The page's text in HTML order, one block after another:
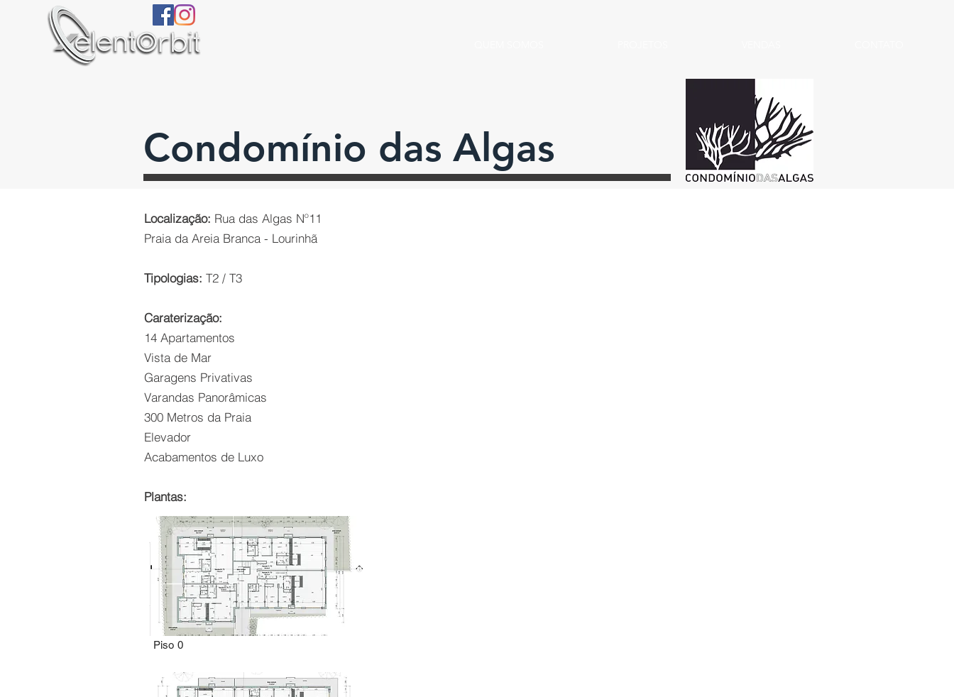
Condomínio das Algas
Localização: Rua das Algas Nº11
Praia da Areia Branca - Lourinhã
Tipologias: T2 / T3
Caraterização:
14 Apartamentos
Vista de Mar
Garagens Privativas
Varandas Panorâmicas
300 Metros da Praia
Elevador
Acabamentos de Luxo
Plantas:
Piso 0